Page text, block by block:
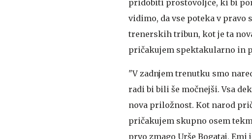
pridobiti prostovoljce, ki bi
vidimo, da vse poteka v pravo
trenerskih tribun, kot je ta
pričakujem spektakularno in
"V zadnjem trenutku smo
radi bi bili še močnejši. Vsa
nova priložnost. Kot narod
pričakujem skupno osem
prvo zmago Urše Bogataj,